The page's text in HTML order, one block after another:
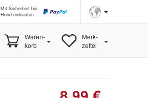
Mit Sicherheit bei
Hood einkaufen
Waren-
korb
Merk-
zettel